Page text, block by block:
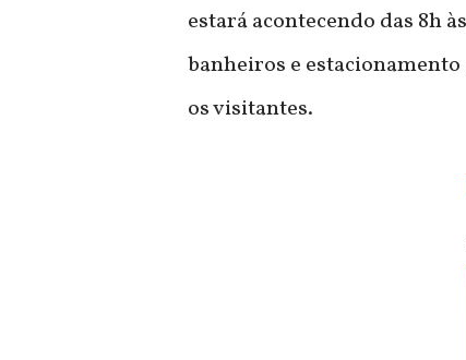
estará acontecendo das 8h
banheiros e
os visitantes.